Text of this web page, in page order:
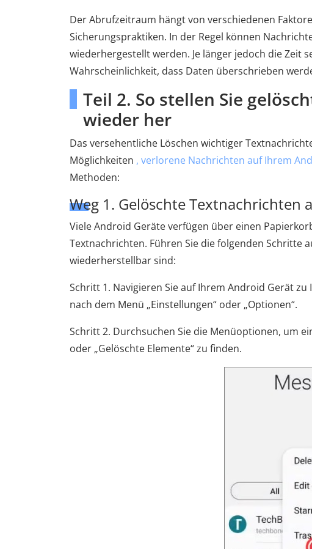
Der Abrufzeitraum hängt von verschiedenen
Sicherungspraktiken. In der Regel können
wiederhergestellt werden. Je länger jedoch die Zeit
Wahrscheinlichkeit, dass Daten überschrieben
Teil 2. So stellen Sie
wieder her
Das versehentliche Löschen wichtiger
Möglichkeiten , verlorene Nachrichten auf Ihrem
Methoden:
Weg 1. Gelöschte
Viele Android Geräte verfügen über einen
Textnachrichten. Führen Sie die folgenden Schritte
wiederherstellbar sind:
Schritt 1. Navigieren Sie auf Ihrem Android Gerät
nach dem Menü „Einstellungen“ oder „Optionen“.
Schritt 2. Durchsuchen Sie die Menüoptionen, um
oder „Gelöschte Elemente“ zu finden.